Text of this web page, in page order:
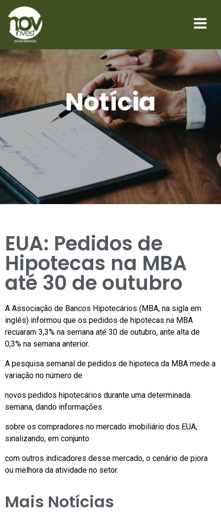
Notícia
EUA: Pedidos de
Hipotecas na MBA
até 30 de outubro
A Associação de Bancos Hipotecários (MBA, na sigla em
inglês) informou que os pedidos de hipotecas na MBA
recuaram 3,3% na semana até 30 de outubro, ante alta de
0,3% na semana anterior.
A pesquisa semanal de pedidos de hipoteca da MBA mede a
variação no número de
novos pedidos hipotecários durante uma determinada
semana, dando informações
sobre os compradores no mercado imobiliário dos EUA,
sinalizando, em conjunto
com outros indicadores desse mercado, o cenário de piora
ou melhora da atividade no setor.
Mais Notícias